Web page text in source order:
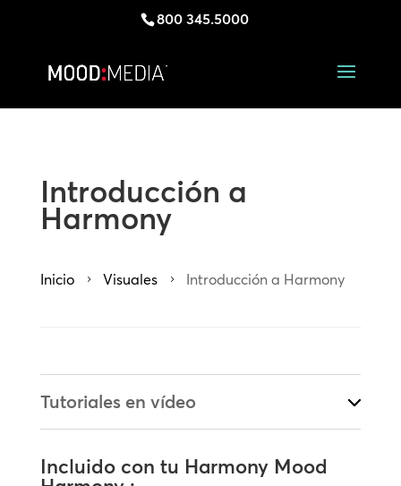
800 345.5000
Introducción a
Harmony
Inicio 5 Visuales 5 Introducción a Harmony
Tutoriales en vídeo
Incluido con tu Harmony Mood